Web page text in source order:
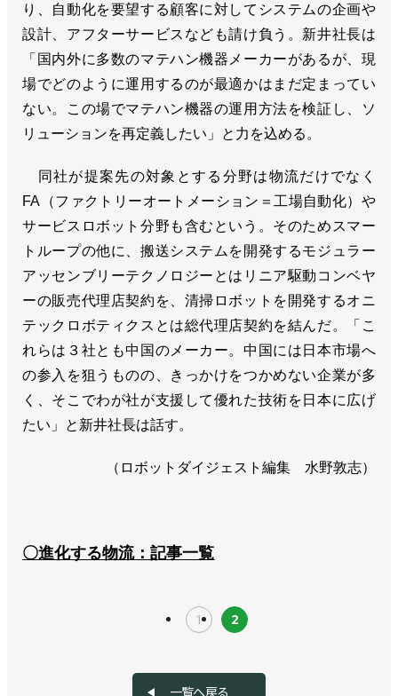
り、自動化を要望する顧客に対してシステムの企画や
設計、アフターサービスなども請け負う。新井社長は
「国内外に多数のマテハン機器メーカーがあるが、現
場でどのように運用するのが最適かはまだ定まってい
ない。この場でマテハン機器の運用方法を検証し、ソ
リューションを再定義したい」と力を込める。
同社が提案先の対象とする分野は物流だけでなく
FA（ファクトリーオートメーション＝工場自動化）や
サービスロボット分野も含むという。そのためスマー
トループの他に、搬送システムを開発するモジュラー
アッセンブリーテクノロジーとはリニア駆動コンベヤ
ーの販売代理店契約を、清掃ロボットを開発するオニ
テックロボティクスとは総代理店契約を結んだ。「こ
れらは３社とも中国のメーカー。中国には日本市場へ
の参入を狙うものの、きっかけをつかめない企業が多
く、そこでわが社が支援して優れた技術を日本に広げ
たい」と新井社長は話す。
（ロボットダイジェスト編集 水野敦志）
〇進化する物流：記事一覧
1 2
一覧へ戻る